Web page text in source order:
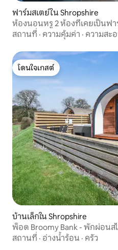
ฟาร์มสเตย์ใน Shropshire
ห้องนอนหรู 2 ห้องที่เคยเป็นฟ
สถานที่ · ความคุ้มค่า · ความสะ
โดนใจเกสต์
โดนใจเกสต์
บ้านเล็กใน Shropshire
พ็อด Broomy Bank - พักผ่อนส
สถานที่ · อ่างน้ำร้อน · ครัว